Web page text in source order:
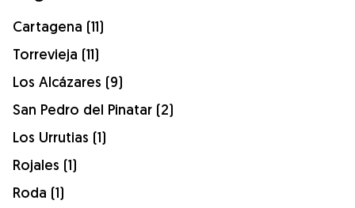
Cartagena (11)
Torrevieja (11)
Los Alcázares (9)
San Pedro del Pinatar (2)
Los Urrutias (1)
Rojales (1)
Roda (1)